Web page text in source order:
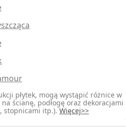
płytek, mogą wystąpić różnice w
ścianę, podłogę oraz dekoracjami
stopnicami itp.). Więcej>>